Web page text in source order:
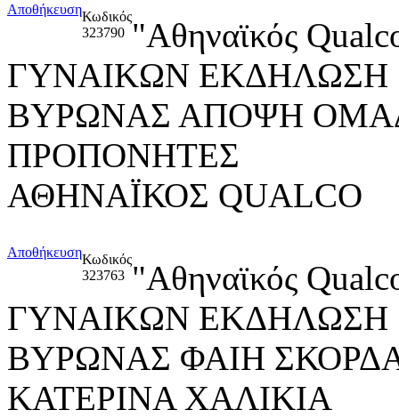
ΑποθήκευσηΚωδικός
323790 "Αθηναϊκός
ΓΥΝΑΙΚΩΝ ΕΚΔΗΛΩΣΗ
ΒΥΡΩΝΑΣ ΑΠΟΨΗ
ΠΡΟΠΟΝΗΤΕΣ
ΑΘΗΝΑΪΚΟΣ QUALCO
ΑποθήκευσηΚωδικός
323763 "Αθηναϊκός
ΓΥΝΑΙΚΩΝ ΕΚΔΗΛΩΣΗ
ΒΥΡΩΝΑΣ ΦΑΙΗ
ΚΑΤΕΡΙΝΑ ΧΑΛΙΚΙΑ